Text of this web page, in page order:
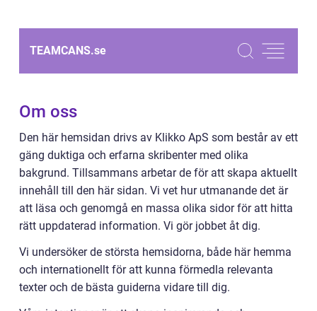
TEAMCANS.se
Om oss
Den här hemsidan drivs av Klikko ApS som består av ett
gäng duktiga och erfarna skribenter med olika
bakgrund. Tillsammans arbetar de för att skapa aktuellt
innehåll till den här sidan. Vi vet hur utmanande det är
att läsa och genomgå en massa olika sidor för att hitta
rätt uppdaterad information. Vi gör jobbet åt dig.
Vi undersöker de största hemsidorna, både här hemma
och internationellt för att kunna förmedla relevanta
texter och de bästa guiderna vidare till dig.